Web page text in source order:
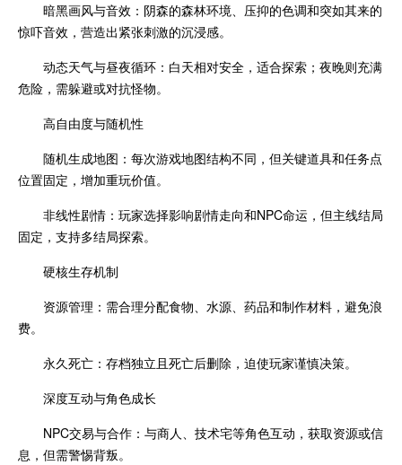
暗黑画风与音效：阴森的森林环境、压抑的色调和突如其来的
惊吓音效，营造出紧张刺激的沉浸感。
动态天气与昼夜循环：白天相对安全，适合探索；夜晚则充满
危险，需躲避或对抗怪物。
高自由度与随机性
随机生成地图：每次游戏地图结构不同，但关键道具和任务点
位置固定，增加重玩价值。
非线性剧情：玩家选择影响剧情走向和NPC命运，但主线结局
固定，支持多结局探索。
硬核生存机制
资源管理：需合理分配食物、水源、药品和制作材料，避免浪
费。
永久死亡：存档独立且死亡后删除，迫使玩家谨慎决策。
深度互动与角色成长
NPC交易与合作：与商人、技术宅等角色互动，获取资源或信
息，但需警惕背叛。